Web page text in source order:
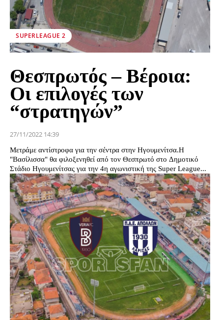
SUPERLEAGUE 2
Θεσπρωτός – Βέροια:
Οι επιλογές των
“στρατηγών”
27/11/2022 14:39
Μετράμε αντίστροφα για την σέντρα στην Ηγουμενίτσα.Η
"Βασίλισσα" θα φιλοξενηθεί από τον Θεσπρωτό στο Δημοτικό
Στάδιο Ηγουμενίτσας για την 4η αγωνιστική της Super League...